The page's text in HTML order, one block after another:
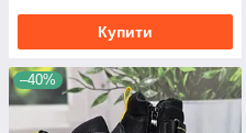
Купити
–40%